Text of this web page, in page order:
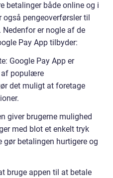
betalinger både online og i
pengeoverførsler til
er nogle af de
Pay App tilbyder:
Google Pay App er
af populære
det muligt at foretage
giver brugerne mulighed
med blot et enkelt tryk
gør betalingen hurtigere og
bruge appen til at betale